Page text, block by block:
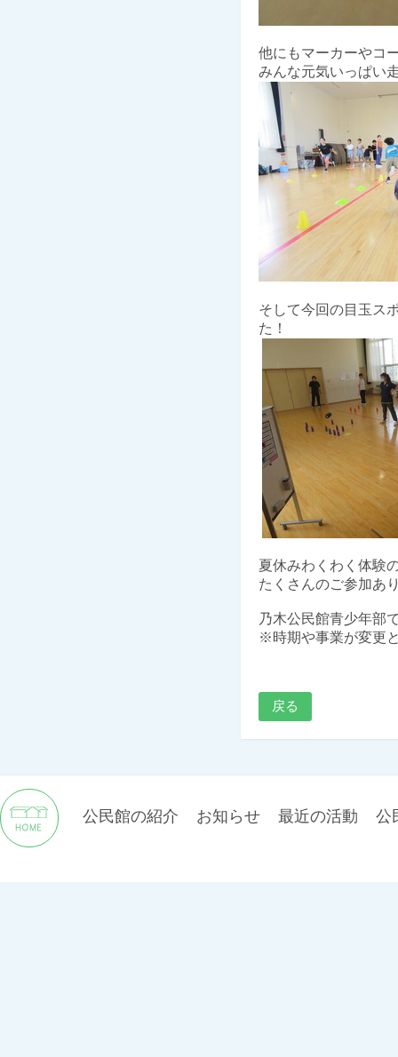
他にもマーカーやコ
みんな元気いっぱい
そして今回の目玉ス
た！
夏休みわくわく体験
たくさんのご参加あ
乃木公民館青少年部
※時期や事業が変更
戻る
公民館の紹介 お知らせ 最近の活動 公